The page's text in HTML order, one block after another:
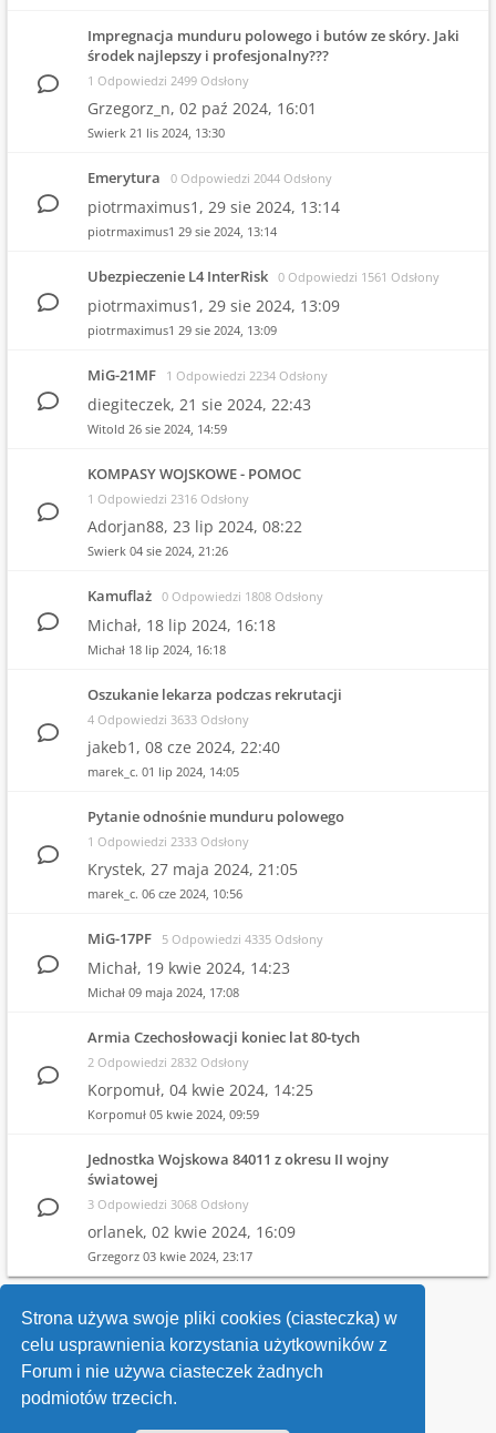
Strona używa swoje pliki cookies (ciasteczka) w
celu usprawnienia korzystania użytkowników z
Forum i nie używa ciasteczek żadnych
podmiotów trzecich.
Impregnacja munduru polowego i butów ze skóry. Jaki
środek najlepszy i profesjonalny???
1 Odpowiedzi 2499 Odsłony
Grzegorz_n, 02 paź 2024, 16:01
Swierk 21 lis 2024, 13:30
Emerytura 0 Odpowiedzi 2044 Odsłony
piotrmaximus1, 29 sie 2024, 13:14
piotrmaximus1 29 sie 2024, 13:14
Ubezpieczenie L4 InterRisk 0 Odpowiedzi 1561 Odsłony
piotrmaximus1, 29 sie 2024, 13:09
piotrmaximus1 29 sie 2024, 13:09
MiG-21MF 1 Odpowiedzi 2234 Odsłony
diegiteczek, 21 sie 2024, 22:43
Witold 26 sie 2024, 14:59
KOMPASY WOJSKOWE - POMOC
1 Odpowiedzi 2316 Odsłony
Adorjan88, 23 lip 2024, 08:22
Swierk 04 sie 2024, 21:26
Kamuflaż 0 Odpowiedzi 1808 Odsłony
Michał, 18 lip 2024, 16:18
Michał 18 lip 2024, 16:18
Oszukanie lekarza podczas rekrutacji
4 Odpowiedzi 3633 Odsłony
jakeb1, 08 cze 2024, 22:40
marek_c. 01 lip 2024, 14:05
Pytanie odnośnie munduru polowego
1 Odpowiedzi 2333 Odsłony
Krystek, 27 maja 2024, 21:05
marek_c. 06 cze 2024, 10:56
MiG-17PF 5 Odpowiedzi 4335 Odsłony
Michał, 19 kwie 2024, 14:23
Michał 09 maja 2024, 17:08
Armia Czechosłowacji koniec lat 80-tych
2 Odpowiedzi 2832 Odsłony
Korpomuł, 04 kwie 2024, 14:25
Korpomuł 05 kwie 2024, 09:59
Jednostka Wojskowa 84011 z okresu II wojny
światowej
3 Odpowiedzi 3068 Odsłony
orlanek, 02 kwie 2024, 16:09
Grzegorz 03 kwie 2024, 23:17
1 2 3 4
Wróć do wykazu forów